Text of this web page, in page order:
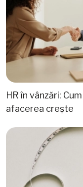
HR în vânzări:
afacerea crește